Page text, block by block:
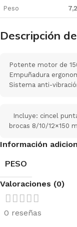
Peso
Descripción
Potente motor de
Empuñadura
Sistema anti-
Incluye: cincel
brocas 8/10/12×150
Información
PESO
Valoraciones (0)
0 reseñas